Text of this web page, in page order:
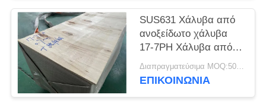
SUS631 Χάλυβα από
ανοξείδωτο χάλυβα
17-7PH Χάλυβα από
ανοξείδωτο χάλυβα
Διαπραγματεύσιμα MOQ:500 κλ
ΕΠΙΚΟΙΝΩΝΊΑ